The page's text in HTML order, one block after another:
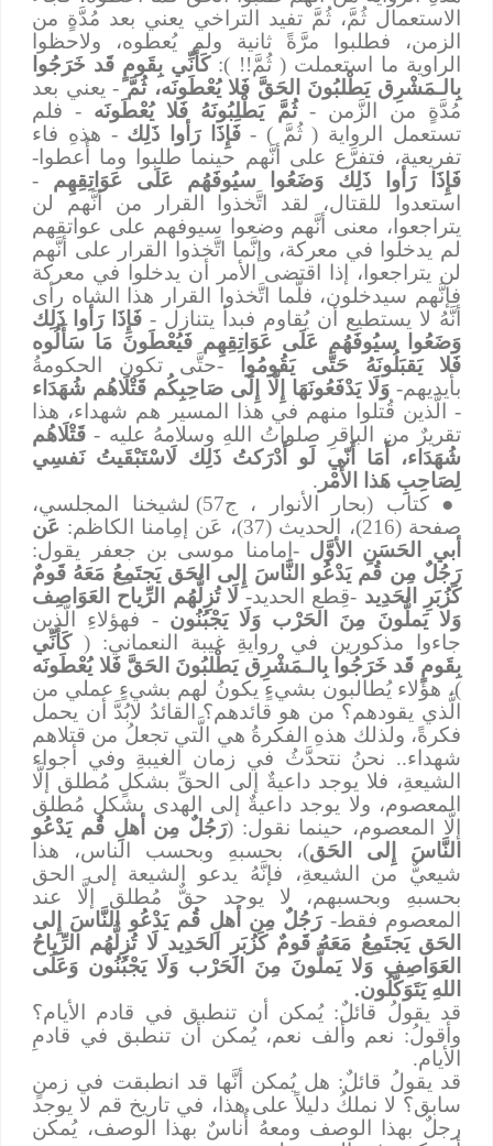
الاستعمال ثُمَّ، ثُمَّ تفيد التراخي يعني بعد مُدَّةٍ من
الزمن، فطلبوا مرَّةً ثانية ولم يُعطوه، ولاحظوا
الراوية ما استعملت ( ثُمَّ!! ): كَأَنِّي بِقَومٍ قَد خَرَجُوا
بِالـمَشْرِق يَطْلبُونَ الحَقَّ فَلا يُعْطَونَه، ثُمَّ- يعني بعد
مُدَّةٍ من الزَّمن - ثُمَّ يَطْلِبُونَهُ فَلا يُعْطَونَه - فلم
تستعمل الرواية ( ثُمَّ ) - فَإِذَا رَأوا ذَلِك - هذهِ فاء
تفريعية، فتفرَّع على أنَّهم حينما طلبوا وما أُعطوا-
فَإِذَا رَأوا ذَلِك وَضَعُوا سيُوفَهُم عَلَى عَوَاتِقِهِم
استعدوا للقتال، لقد اتَّخذوا القرار من أنَّهم لن
يتراجعوا، معنى أنَّهم وضعوا سيوفهم على عواتقهم
لم يدخلوا في معركة، وإنَّما اتَّخذوا القرار على أنَّهم
لن يتراجعوا، إذا اقتضى الأمر أن يدخلوا في معركة
فإنَّهم سيدخلون، فلَّما اتَّخذوا القرار هذا الشاه رأى
أنَّهُ لا يستطيع أن يُقاوم فبدأ يتنازل -فَإِذَا رَأوا ذَلِك
وَضَعُوا سيُوفَهُم عَلَى عَوَاتِقِهِم فَيُعْطَونَ مَا سَأَلُوه
فَلا يَقبَلُونَهُ حَتَّى يَقُومُوا
-حتَّى تكون الحكومةُ
بأيديهم-وَلَا يَدْفَعُونَهَا إِلَّا إِلَى صَاحِبِكُم قَتْلَاهُم شُهَدَاء
- الَّذين قُتلوا منهم في هذا المسير هم شهداء، هذا
تقريرٌ من الباقرِ صلواتُ اللهِ وسلامهُ عليه -قَتْلَاهُم
شُهَدَاء، أَمَا أَنّي لَو أَدْرَكتُ ذَلِك لَاسْتَبْقَيتُ نَفسِي
لِصَاحِبِ هَذا الأَمْر.
●
كتاب (بحار الأنوار ، ج57) لشيخنا المجلسي،
صفحة (216)، الحديث (37)، عَن إمِامنا الكاظم:
عَن
أبي الحَسَنِ الأوَّل-إمامنا موسى بن جعفر يقول:
رَجُلٌ مِن قُم يَدْعُو النَّاسَ إِلى الحَق يَجتَمِعُ مَعَهُ قَومٌ
كَزُبَرِ الحَدِيد-قِطع الحديد-لَا تُزِلُّهُم الرِّياح العَوَاصِف
وَلا يَملُّونَ مِنَ الحَرْب وَلَا يَجْبُنُون- فهؤلاءِ الَّذين
جاءوا مذكورين في روايةِ غيبة النعماني: ( كَأَنِّي
بِقَومٍ قَد خَرَجُوا بِالـمَشْرِق يَطْلبُونَ الحَقَّ فَلا يُعْطَونَه
)، هؤلاء يُطالبون بشيءٍ يكونُ لهم بشيءٍ عملي من
الَّذي يقودهم؟ من هو قائدهم؟ القائدُ لابُدَّ أن يحمل
فكرةً، ولذلك هذهِ الفكرةُ هي الَّتي تجعلُ من قتلاهم
شهداء.. نحنُ نتحدَّثُ في زمان الغيبةِ وفي أجواء
الشيعةِ، فلا يوجد داعيةٌ إلى الحقِّ بشكلٍ مُطلق إلَّا
المعصوم، ولا يوجد داعيةٌ إلى الهدى بشكلٍ مُطلق
إلَّا المعصوم، حينما نقول: ( رَجُلٌ مِن أهلِ قُم يَدْعُو
النَّاسَ إِلى الحَق)، بحسبهِ وبحسب الناس، هذا
شيعيٌّ من الشيعةِ، فإنَّهُ يدعو الشيعة إلى الحق
بحسبهِ وبحسبهم، لا يوجد حقٌّ مُطلق إلَّا عند
المعصوم فقط- رَجُلٌ مِن أهلِ قُم يَدْعُو النَّاسَ إِلى
الحَق
يَجتَمِعُ مَعَهُ قَومٌ كَزُبَرِ الحَدِيد
لَا تُزِلُّهُم الرِّياحُ
العَوَاصِف وَلا يَملُّونَ مِنَ الحَرْب وَلَا يَجْبُنُون
وَعَلَى
اللهِ يَتَوَكَّلُون.
قد يقولُ قائلٌ: يُمكن أن تنطبق في قادم الأيام؟
وأقولُ: نعم وألف نعم، يُمكن أن تنطبق في قادمِ
الأيام.
قد يقولُ قائلٌ: هل يُمكن أنَّها قد انطبقت في زمنٍ
سابق؟ لا نملكُ دليلاً على هذا، في تاريخ قم لا يوجد
رجلٌ بهذا الوصف ومعهُ أُناسٌ بهذا الوصف، يُمكن